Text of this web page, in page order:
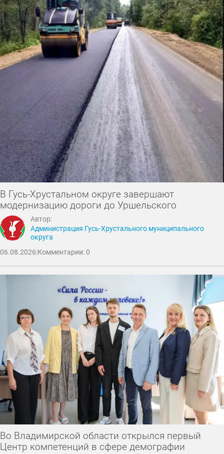
В Гусь-Хрустальном округе завершают
модернизацию дороги до Уршельского
Автор:
Администрация Гусь-Хрустального муниципального
округа
06.08.2026|Комментарии: 0
Во Владимирской области открылся первый
Центр компетенций в сфере демографии